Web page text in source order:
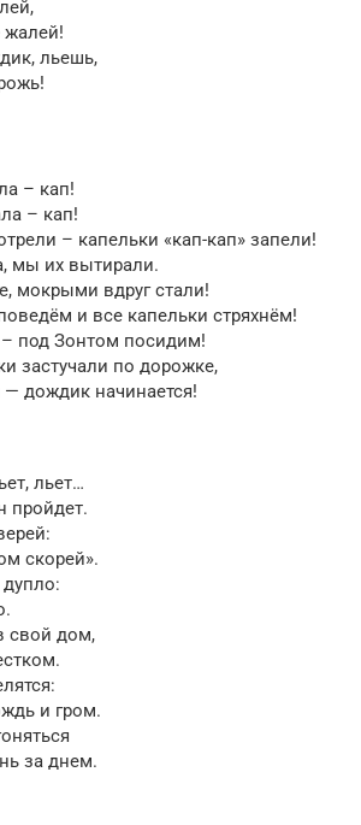
жалей!
льешь,
– кап!
– кап!
– капельки «кап-кап» запели!
мы их вытирали.
мокрыми вдруг стали!
и все капельки стряхнём!
под Зонтом посидим!
застучали по дорожке,
— дождик начинается!
льет…
пройдет.
скорей».
свой дом,
и гром.
за днем.